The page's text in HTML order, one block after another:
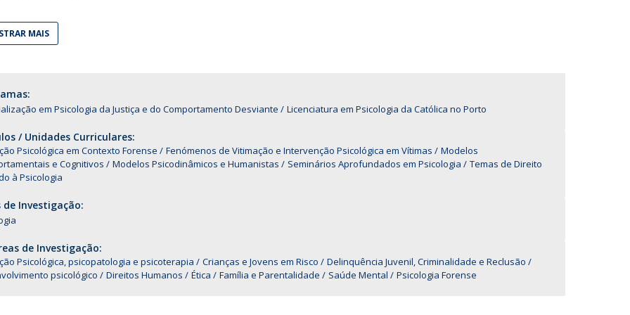
Associação de Antigos Alunos de Psicologia
MAIS
em Psicologia da Justiça e do Comportamento Desviante Licenciatura em Psicologia da Católica no Porto
/ Unidades Curriculares:
Psicológica em Contexto Forense Fenómenos de Vitimação e Intervenção Psicológica em Vítimas
Modelos
e Cognitivos
Modelos Psicodinâmicos e Humanistas Seminários Aprofundados em Psicologia
Temas de Direito
à Psicologia
de Investigação:
de Investigação:
Psicológica, psicopatologia e psicoterapia Crianças e Jovens em Risco
Delinquência Juvenil, Criminalidade e Reclusão
psicológico
Direitos Humanos Ética Família e Parentalidade Saúde Mental Psicologia Forense